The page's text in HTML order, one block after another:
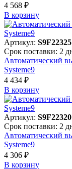
4 568 ₽
В корзинy
Артикул: S9F22325
Срок поставки: 2
Автоматический
Systeme9
4 434 ₽
В корзинy
Артикул: S9F22320
Срок поставки: 2
Автоматический
Systeme9
4 306 ₽
В корзинy